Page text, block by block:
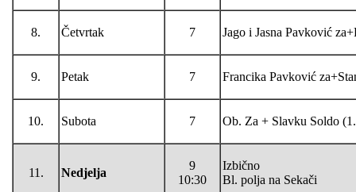
8. Četvrtak 7 Jago i Jasna Pavković
9. Petak 7 Francika Pavković
10. Subota 7 Ob. Za + Slavku Soldo
11. Nedjelja
9
10:30
Izbično
Bl. polja na Sekači